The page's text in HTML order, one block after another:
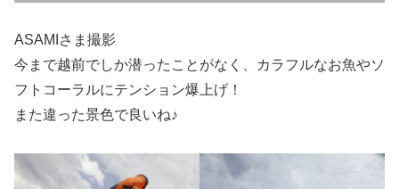
ASAMIさま撮影
今まで越前でしか潜ったことがなく、カラフルなお魚やソ
フトコーラルにテンション爆上げ！
また違った景色で良いね♪